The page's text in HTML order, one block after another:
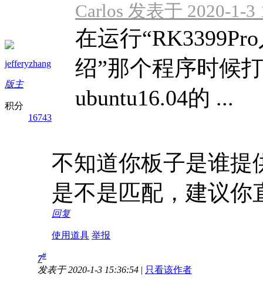
jefferyzhang
版主
积分
16743
Carlos 发表于 2020-1-3
在运行
绍”那个程序时候
ubuntu16.04的 ...
不知道你板子是谁提
是不是匹配，建议你
回复
使用道具 举报
7#
发表于 2020-1-3 15:36:54 | 只看该作者